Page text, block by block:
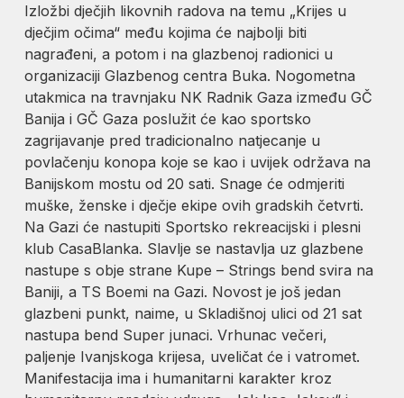
Izložbi dječjih likovnih radova na temu „Krijes u
dječjim očima“ među kojima će najbolji biti
nagrađeni, a potom i na glazbenoj radionici u
organizaciji Glazbenog centra Buka. Nogometna
utakmica na travnjaku NK Radnik Gaza između GČ
Banija i GČ Gaza poslužit će kao sportsko
zagrijavanje pred tradicionalno natjecanje u
povlačenju konopa koje se kao i uvijek održava na
Banijskom mostu od 20 sati. Snage će odmjeriti
muške, ženske i dječje ekipe ovih gradskih četvrti.
Na Gazi će nastupiti Sportsko rekreacijski i plesni
klub CasaBlanka. Slavlje se nastavlja uz glazbene
nastupe s obje strane Kupe – Strings bend svira na
Baniji, a TS Boemi na Gazi. Novost je još jedan
glazbeni punkt, naime, u Skladišnoj ulici od 21 sat
nastupa bend Super junaci. Vrhunac večeri,
paljenje Ivanjskoga krijesa, uveličat će i vatromet.
Manifestacija ima i humanitarni karakter kroz